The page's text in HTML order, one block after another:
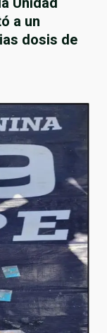
a un
dosis de